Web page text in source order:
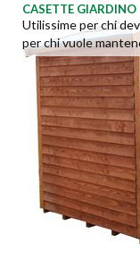
CASETTE GIARDINO
Utilissime per chi
per chi vuole